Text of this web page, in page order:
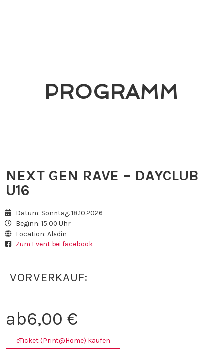
PROGRAMM
NEXT GEN RAVE – DAYCLUB
U16
Datum: Sonntag. 18.10.2026
Beginn: 15:00 Uhr
Location: Aladin
Zum Event bei facebook
VORVERKAUF:
ab6,00 €
eTicket (Print@Home) kaufen